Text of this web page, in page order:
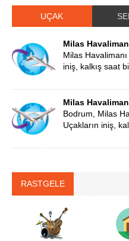
UÇAK
Milas
Milas
iniş, kalkış saat
Milas
Bodrum, Milas
Uçakların iniş,
RASTGELE